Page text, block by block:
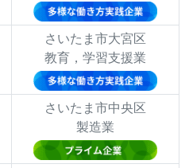
さいたま市大宮区
教育，学習支援業
さいたま市中央区
製造業